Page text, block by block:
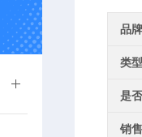
品牌
类型
是
销